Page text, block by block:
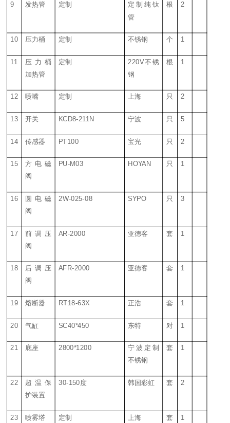
9 发热管 定制 定制纯钛
管
根 2
10 压力桶 定制 不锈钢 个 1
11 压力桶
加热管
定制 220V不锈
钢
根 1
12 喷嘴 定制 上海 只 2
13 开关 KCD8-211N 宁波 只 5
14 传感器 PT100 宝光 只 2
15
方电磁
阀
PU-M03 HOYAN 只 1
16 圆电磁
阀
2W-025-08 SYPO 只 3
17
前调压
阀
AR-2000 亚德客 套 1
18 后调压
阀
AFR-2000 亚德客 套 1
19 熔断器 RT18-63X 正浩 套 1
20 气缸 SC40*450 东特 对 1
21 底座 2800*1200
宁波定制
不锈钢
套 1
22 超温保
护装置
30-150度 韩国彩虹 套 2
23 喷雾塔 定制 上海 套 1